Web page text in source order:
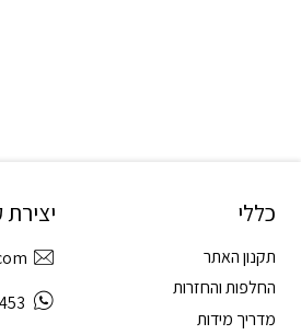
כללי
תקנון האתר
החלפות והחזרות
מדריך מידות